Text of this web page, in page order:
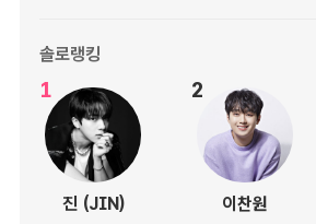
솔로랭킹
1
진 (JIN)
2
이찬원